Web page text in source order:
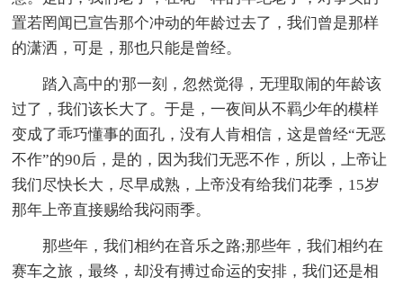
置若罔闻已宣告那个冲动的年龄过去了，我们曾是那样
的潇洒，可是，那也只能是曾经。
踏入高中的'那一刻，忽然觉得，无理取闹的年龄该
过了，我们该长大了。于是，一夜间从不羁少年的模样
变成了乖巧懂事的面孔，没有人肯相信，这是曾经“无恶
不作”的90后，是的，因为我们无恶不作，所以，上帝让
我们尽快长大，尽早成熟，上帝没有给我们花季，15岁
那年上帝直接赐给我闷雨季。
那些年，我们相约在音乐之路;那些年，我们相约在
赛车之旅，最终，却没有搏过命运的安排，我们还是相